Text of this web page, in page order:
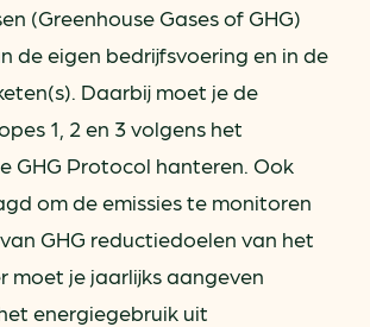
(Greenhouse Gases of GHG)
de eigen bedrijfsvoering en in de
Daarbij moet je de
1, 2 en 3 volgens het
GHG Protocol hanteren. Ook
om de emissies te monitoren
GHG reductiedoelen van het
moet je jaarlijks aangeven
energiegebruik uit